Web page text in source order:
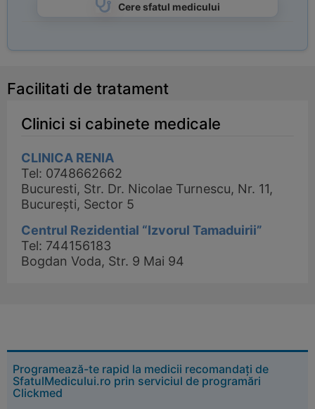
Cere sfatul medicului
Facilitati de tratament
Clinici si cabinete medicale
CLINICA RENIA
Tel: 0748662662
Bucuresti, Str. Dr. Nicolae Turnescu, Nr. 11,
București, Sector 5
Centrul Rezidential “Izvorul Tamaduirii”
Tel: 744156183
Bogdan Voda, Str. 9 Mai 94
Programează-te rapid la medicii recomandați de
SfatulMedicului.ro prin serviciul de programări
Clickmed